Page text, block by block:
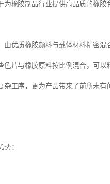
橡胶制品行业提供高品质的橡胶
优质橡胶颜料与载体材料精密混
片与橡胶原料按比例混合，可以
工序，更为产品带来了前所未有
：